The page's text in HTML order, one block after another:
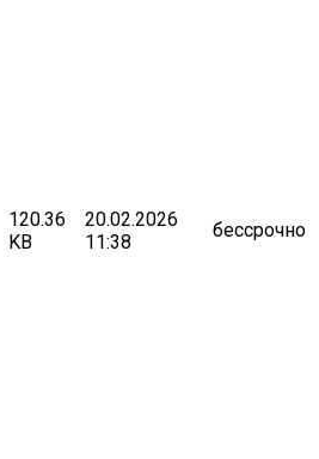
120.36
KB
20.02.2026
11:38
бессрочно